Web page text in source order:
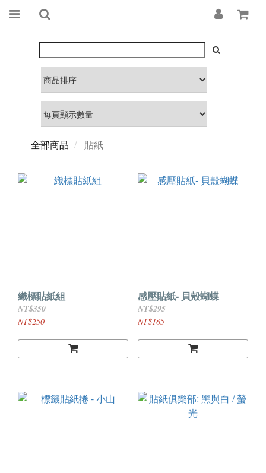
全部商品 貼紙
織標貼紙組
NT$350
NT$250
感壓貼紙- 貝殼蝴蝶
NT$295
NT$165